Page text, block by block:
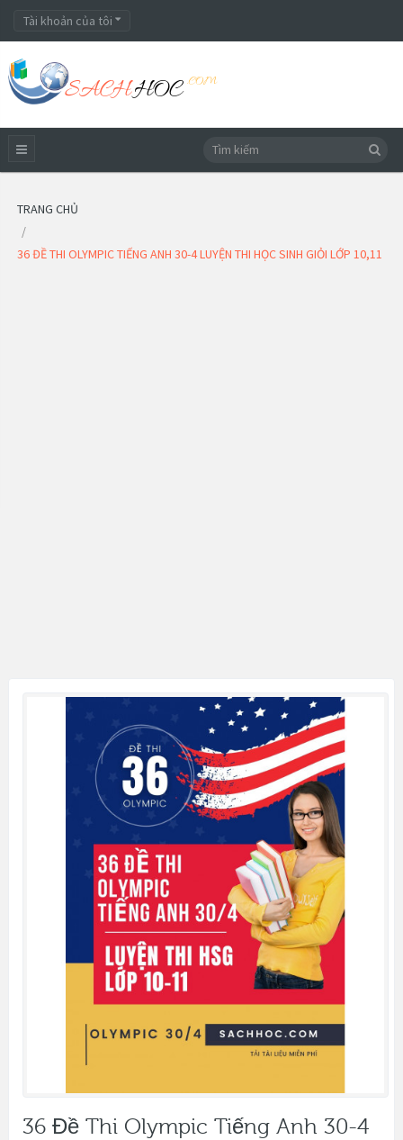
Tài khoản của tôi
TRANG CHỦ
36 ĐỀ THI OLYMPIC TIẾNG ANH 30-4 LUYỆN THI HỌC SINH GIỎI LỚP 10,11
36 Đề Thi Olympic Tiếng Anh 30-4